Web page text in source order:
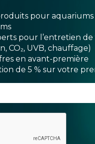
pour aquariums
pour l’entretien
CO₂, UVB, chauffage)
en avant-première
de 5 % sur votre